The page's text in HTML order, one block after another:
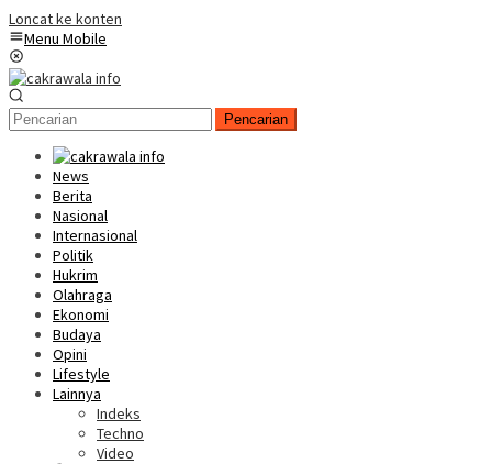
Loncat ke konten
Menu Mobile
Pencarian
News
Berita
Nasional
Internasional
Politik
Hukrim
Olahraga
Ekonomi
Budaya
Opini
Lifestyle
Lainnya
Indeks
Techno
Video